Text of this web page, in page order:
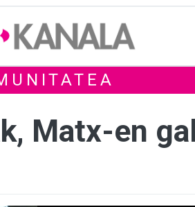
Matx-en